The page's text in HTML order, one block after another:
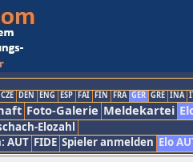
CZE DEN ENG ESP FAI FIN FRA GER GRE INA
Foto-Galerie Meldekartei
Elozahl
AUT FIDE Spieler anmelden Elo